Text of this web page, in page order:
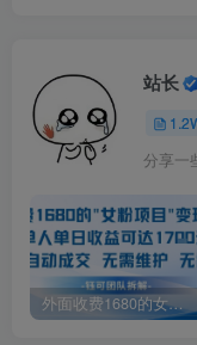
站长
外面收费1680的女粉项目变现，单人单日收益可达1.7k，全自动成交无需维护